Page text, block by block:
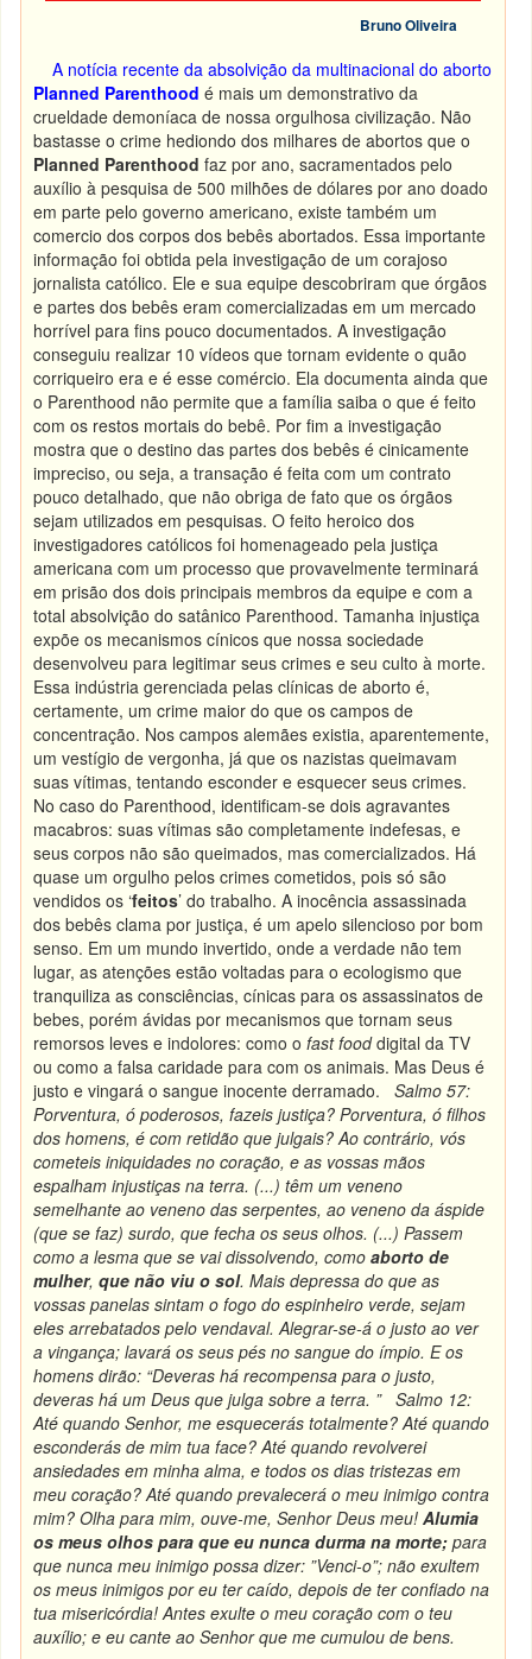
Bruno Oliveira
A notícia recente da absolvição da multinacional do aborto
Planned Parenthood é mais um demonstrativo da
crueldade demoníaca de nossa orgulhosa civilização. Não
bastasse o crime hediondo dos milhares de abortos que o
Planned Parenthood faz por ano, sacramentados pelo
auxílio à pesquisa de 500 milhões de dólares por ano doado
em parte pelo governo americano, existe também um
comercio dos corpos dos bebês abortados. Essa importante
informação foi obtida pela investigação de um corajoso
jornalista católico. Ele e sua equipe descobriram que órgãos
e partes dos bebês eram comercializadas em um mercado
horrível para fins pouco documentados. A investigação
conseguiu realizar 10 vídeos que tornam evidente o quão
corriqueiro era e é esse comércio. Ela documenta ainda que
o Parenthood não permite que a família saiba o que é feito
com os restos mortais do bebê. Por fim a investigação
mostra que o destino das partes dos bebês é cinicamente
impreciso, ou seja, a transação é feita com um contrato
pouco detalhado, que não obriga de fato que os órgãos
sejam utilizados em pesquisas. O feito heroico dos
investigadores católicos foi homenageado pela justiça
americana com um processo que provavelmente terminará
em prisão dos dois principais membros da equipe e com a
total absolvição do satânico Parenthood. Tamanha injustiça
expõe os mecanismos cínicos que nossa sociedade
desenvolveu para legitimar seus crimes e seu culto à morte.
Essa indústria gerenciada pelas clínicas de aborto é,
certamente, um crime maior do que os campos de
concentração. Nos campos alemães existia, aparentemente,
um vestígio de vergonha, já que os nazistas queimavam
suas vítimas, tentando esconder e esquecer seus crimes.
No caso do Parenthood, identificam-se dois agravantes
macabros: suas vítimas são completamente indefesas, e
seus corpos não são queimados, mas comercializados. Há
quase um orgulho pelos crimes cometidos, pois só são
vendidos os ‘feitos’ do trabalho. A inocência assassinada
dos bebês clama por justiça, é um apelo silencioso por bom
senso. Em um mundo invertido, onde a verdade não tem
lugar, as atenções estão voltadas para o ecologismo que
tranquiliza as consciências, cínicas para os assassinatos de
bebes, porém ávidas por mecanismos que tornam seus
remorsos leves e indolores: como ofast fooddigital da TV
ou como a falsa caridade para com os animais. Mas Deus é
justo e vingará o sangue inocente derramado.Salmo 57:
Porventura, ó poderosos, fazeis justiça? Porventura, ó filhos
dos homens, é com retidão que julgais? Ao contrário, vós
cometeis iniquidades no coração, e as vossas mãos
espalham injustiças na terra. (...) têm um veneno
semelhante ao veneno das serpentes, ao veneno da áspide
(que se faz) surdo, que fecha os seus olhos. (...)Passem
como a lesma que se vai dissolvendo, comoaborto de
mulher,que não viu o sol. Mais depressa do que as
vossas panelas sintam o fogo do espinheiro verde, sejam
eles arrebatados pelo vendaval. Alegrar-se-á o justo ao ver
a vingança; lavará os seus pés no sangue do ímpio. E os
homens dirão: “Deveras há recompensa para o justo,
deveras há um Deus que julga sobre a terra. ” Salmo 12:
Até quando Senhor, me esquecerás totalmente? Até quando
esconderás de mim tua face?Até quando revolverei
ansiedades em minha alma, e todos os dias tristezas em
meu coração? Até quando prevalecerá o meu inimigo contra
mim? Olha para mim, ouve-me, Senhor Deus meu! Alumia
os meus olhos para que eu nunca durma na morte; para
que nunca meu inimigo possa dizer: ”Venci-o”; não exultem
os meus inimigos por eu ter caído, depois de ter confiado na
tua misericórdia! Antes exulte o meu coração com o teu
auxílio; e eu cante ao Senhor que me cumulou de bens.